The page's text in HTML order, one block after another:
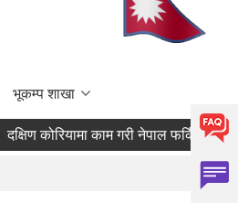
भूकम्प शाखा
कोरियामा काम गरी नेपाल फर्किएका